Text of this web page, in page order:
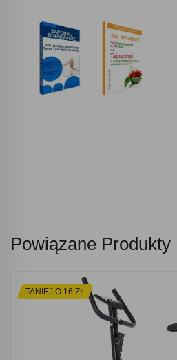
Powiązane Produkty
TANIEJ O 16 ZŁ